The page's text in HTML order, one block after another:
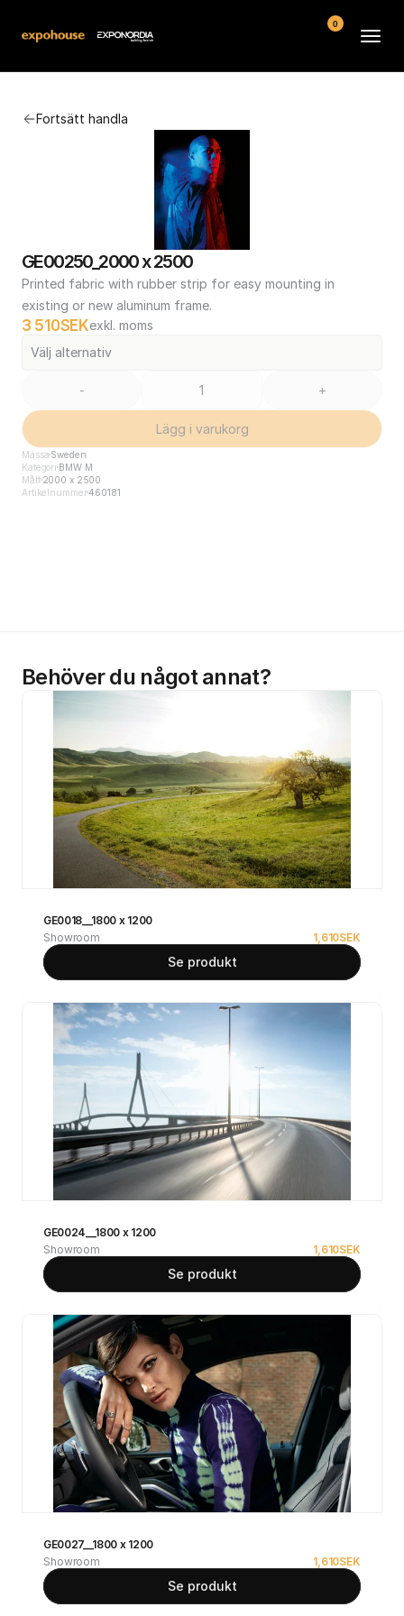
Fortsätt handla
GE00250_2000 x 2500
Printed fabric with rubber strip for easy mounting in
existing or new aluminum frame.
3 510SEKexkl. moms
Välj alternativ
- +
Lägg i varukorg
Mässa Sweden
Kategori BMW M
Mått2000 x 2500
Artikelnummer460181
Behöver du något annat?
GE0018__1800 x 1200
Showroom
1,610SEK
Se produkt
GE0024__1800 x 1200
Showroom
1,610SEK
Se produkt
GE0027__1800 x 1200
Showroom
1,610SEK
Se produkt
Kontakt
Köpvillkor
0